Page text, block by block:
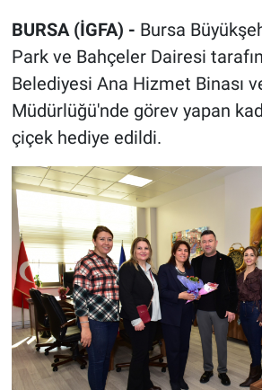
BURSA (İGFA) - Bursa
Park ve Bahçeler Dairesi
Belediyesi Ana Hizmet Binası
Müdürlüğü'nde görev yapan
çiçek hediye edildi.